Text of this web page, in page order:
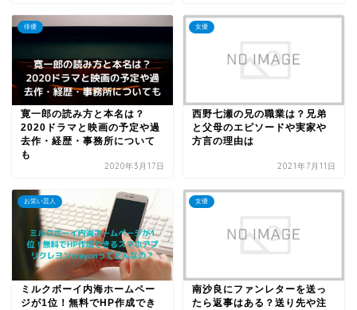
俳優
寛一郎の読み方と本名は？
2020ドラマと映画の予定や過
去作・経歴・事務所について
も
2020年3月17日
女優
西野七瀬の兄の職業は？兄弟
と父母のエピソードや実家や
方言の理由は
2021年7月11日
お笑い芸人
ミルクボーイ内海ホームペー
ジが1位！無料でHP作成でき
女優
南沙良にファンレターを送っ
たら返事はある？送り先や注